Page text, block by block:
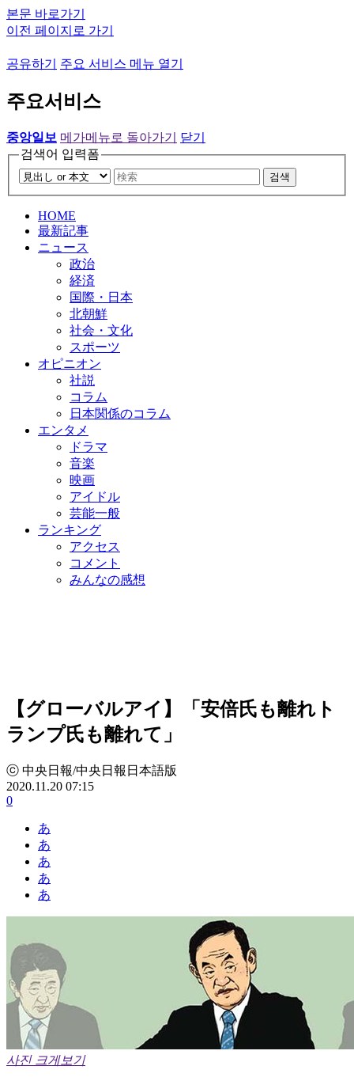
본문 바로가기
이전 페이지로 가기
공유하기 주요 서비스 메뉴 열기
주요서비스
중앙일보 메가메뉴로 돌아가기
닫기
검색어 입력폼
검색
HOME
最新記事
ニュース
政治
経済
国際・日本
北朝鮮
社会・文化
スポーツ
オピニオン
社説
コラム
日本関係のコラム
エンタメ
ドラマ
音楽
映画
アイドル
芸能一般
ランキング
アクセス
コメント
みんなの感想
【グローバルアイ】「安倍氏も離れト
ランプ氏も離れて」
ⓒ 中央日報/中央日報日本語版
2020.11.20 07:15
0
あ
あ
あ
あ
あ
사진 크게보기